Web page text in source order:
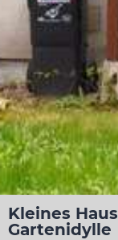
Kleines
Gartenidylle